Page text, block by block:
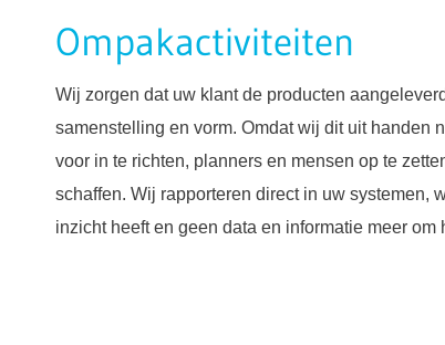
Ompakactiviteiten
Wij zorgen dat uw klant de producten
samenstelling en vorm. Omdat wij dit uit handen
voor in te richten, planners en mensen op te
schaffen. Wij rapporteren direct in uw systemen,
inzicht heeft en geen data en informatie meer om